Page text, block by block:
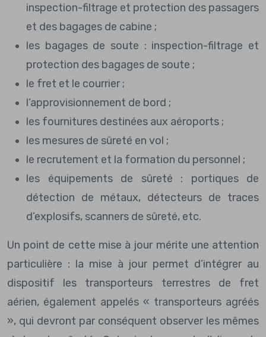
inspection-filtrage et protection des passagers
et des bagages de cabine ;
les bagages de soute : inspection-filtrage et
protection des bagages de soute ;
le fret et le courrier ;
l’approvisionnement de bord ;
les fournitures destinées aux aéroports ;
les mesures de sûreté en vol ;
le recrutement et la formation du personnel ;
les équipements de sûreté : portiques de
détection de métaux, détecteurs de traces
d’explosifs, scanners de sûreté, etc.
Un point de cette mise à jour mérite une attention
particulière : la mise à jour permet d’intégrer au
dispositif les transporteurs terrestres de fret
aérien, également appelés « transporteurs agréés
», qui devront par conséquent observer les mêmes